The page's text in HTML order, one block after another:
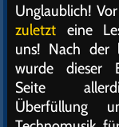
Unglaublich!
zuletzt eine
uns! Nach der
wurde dieser
Seite
Überfüllung